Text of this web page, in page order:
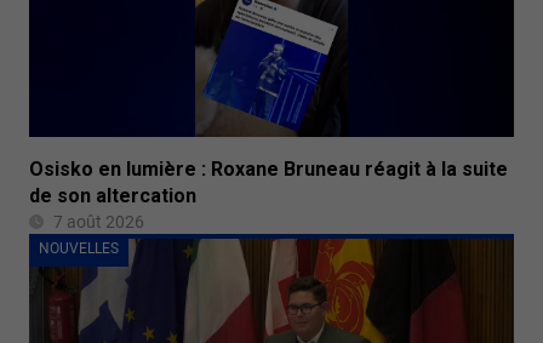
Osisko en lumière : Roxane Bruneau réagit à la suite
de son altercation
7 août 2026
NOUVELLES